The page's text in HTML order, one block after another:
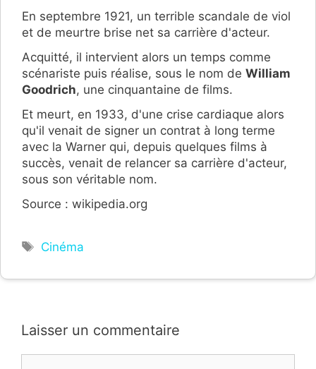
En septembre 1921, un terrible scandale de viol
et de meurtre brise net sa carrière d'acteur.
Acquitté, il intervient alors un temps comme
scénariste puis réalise, sous le nom de William
Goodrich, une cinquantaine de films.
Et meurt, en 1933, d'une crise cardiaque alors
qu'il venait de signer un contrat à long terme
avec la Warner qui, depuis quelques films à
succès, venait de relancer sa carrière d'acteur,
sous son véritable nom.
Source : wikipedia.org
Étiquettes
Cinéma
Laisser un commentaire